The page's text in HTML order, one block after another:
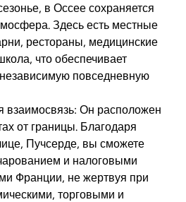
в Оссее сохраняется
Здесь есть местные
рестораны, медицинские
что обеспечивает
повседневную
взаимосвязь: Он расположен
от границы. Благодаря
Пучсерде, вы сможете
и налоговыми
Франции, не жертвуя при
торговыми и